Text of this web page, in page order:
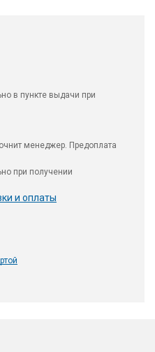
в пункте выдачи при
менеджер. Предоплата
при получении
и оплаты